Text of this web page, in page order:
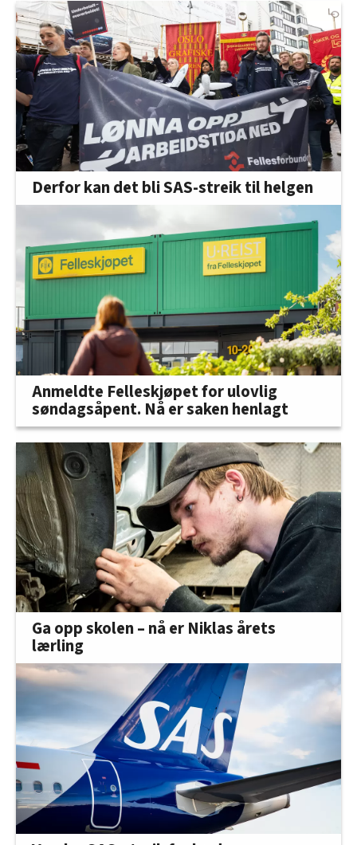
Derfor kan det bli SAS-streik til helgen
Anmeldte Felleskjøpet for ulovlig
søndagsåpent. Nå er saken henlagt
Ga opp skolen – nå er Niklas årets
lærling